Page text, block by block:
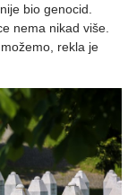
bio genocid.
nema nikad više.
rekla je